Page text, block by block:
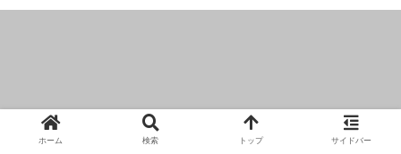
ホーム 検索 トップ サイドバー